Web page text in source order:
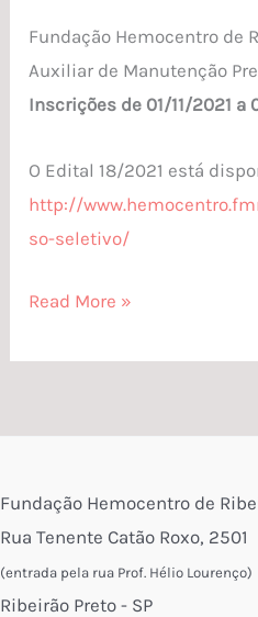
Fundação Hemocentro de
Auxiliar de Manutenção
Inscrições de 01/11/2021 a
O Edital 18/2021 está
http://
so-seletivo/
de
Manutenção
Predial
Read More »
Fundação Hemocentro de
Rua Tenente Catão Roxo, 2501
(entrada pela rua Prof. Hélio Lourenço)
Ribeirão Preto - SP